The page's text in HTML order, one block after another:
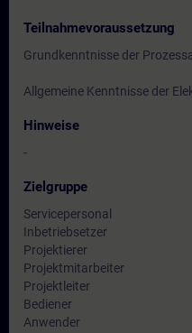
Teilnahmevoraussetzung
Grundkenntnisse der
Allgemeine Kenntnisse der
Hinweise
-
Zielgruppe
Servicepersonal
Inbetriebsetzer
Projektierer
Projektmitarbeiter
Projektleiter
Bediener
Anwender